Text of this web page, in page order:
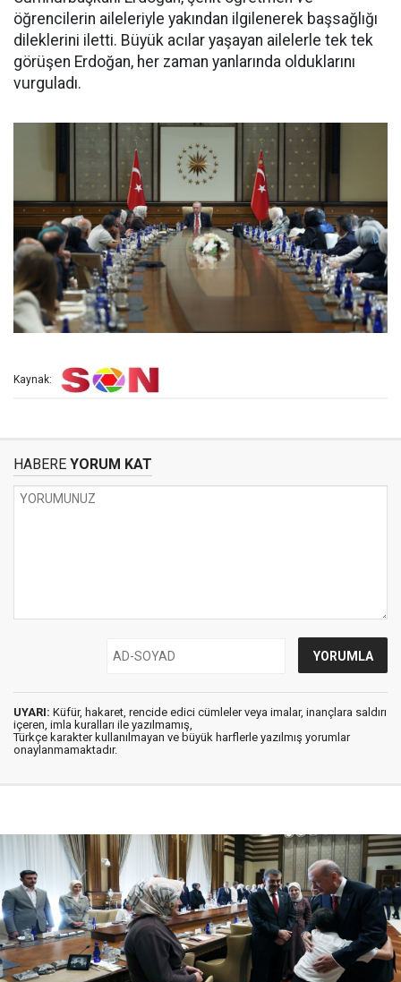
öğrencilerin aileleriyle yakından ilgilenerek başsağlığı
dileklerini iletti. Büyük acılar yaşayan ailelerle tek tek
görüşen Erdoğan, her zaman yanlarında olduklarını
vurguladı.
Kaynak:
HABERE YORUM KAT
UYARI: Küfür, hakaret, rencide edici cümleler veya imalar, inançlara saldırı
içeren, imla kuralları ile yazılmamış,
Türkçe karakter kullanılmayan ve büyük harflerle yazılmış yorumlar
onaylanmamaktadır.